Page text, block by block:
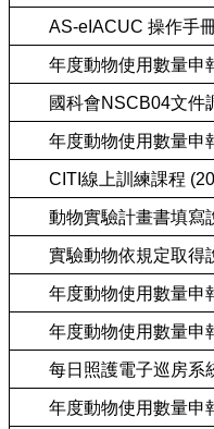
AS-eIACUC 操作手
年度動物使用數量申
國科會NSCB04文件
年度動物使用數量申
CITI線上訓練課程
動物實驗計畫書填寫
實驗動物依規定取得
年度動物使用數量申
年度動物使用數量申
每日照護電子巡房系
年度動物使用數量申